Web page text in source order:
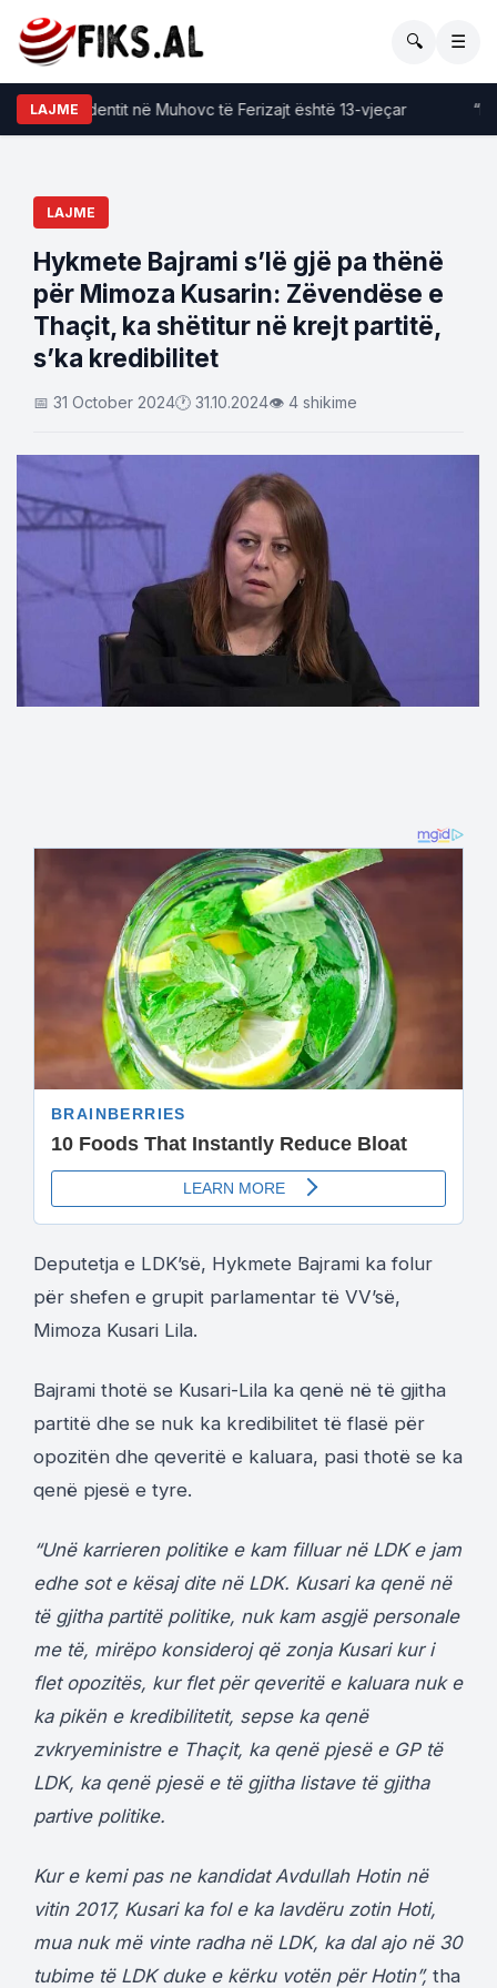
🔍 ☰
LAJME
e aksidentit në Muhovc të Ferizajt është 13-vjeçar “Më
LAJME
Hykmete Bajrami s’lë gjë pa thënë
për Mimoza Kusarin: Zëvendëse e
Thaçit, ka shëtitur në krejt partitë,
s’ka kredibilitet
📅 31 October 2024🕐 31.10.2024👁 4 shikime
Deputetja e LDK’së, Hykmete Bajrami ka folur
për shefen e grupit parlamentar të VV’së,
Mimoza Kusari Lila.
Bajrami thotë se Kusari-Lila ka qenë në të gjitha
partitë dhe se nuk ka kredibilitet të flasë për
opozitën dhe qeveritë e kaluara, pasi thotë se ka
qenë pjesë e tyre.
“Unë karrieren politike e kam filluar në LDK e jam
edhe sot e kësaj dite në LDK. Kusari ka qenë në
të gjitha partitë politike, nuk kam asgjë personale
me të, mirëpo konsideroj që zonja Kusari kur i
flet opozitës, kur flet për qeveritë e kaluara nuk e
ka pikën e kredibilitetit, sepse ka qenë
zvkryeministre e Thaçit, ka qenë pjesë e GP të
LDK, ka qenë pjesë e të gjitha listave të gjitha
partive politike.
Kur e kemi pas ne kandidat Avdullah Hotin në
vitin 2017, Kusari ka fol e ka lavdëru zotin Hoti,
mua nuk më vinte radha në LDK, ka dal ajo në 30
tubime të LDK duke e kërku votën për Hotin”, tha